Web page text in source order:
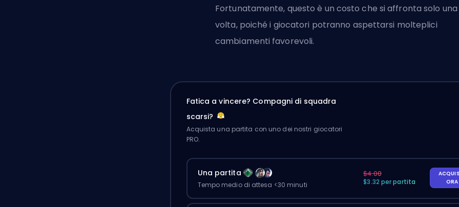
Fortunatamente, questo è un costo che si affronta solo una
volta, poiché i giocatori potranno aspettarsi molteplici
cambiamenti favorevoli.
Fatica a vincere? Compagni di squadra
scarsi?
Acquista una partita con uno dei nostri giocatori
PRO.
Una partita
Tempo medio di attesa <30 minuti
$4.00
$3.32 per partita
ORA